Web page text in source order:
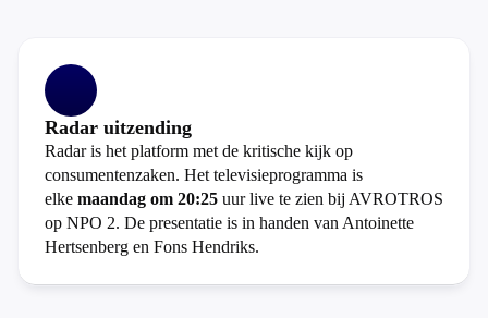
Radar uitzending
Radar is het platform met de kritische kijk op
consumentenzaken. Het televisieprogramma is
elke maandag om 20:25 uur live te zien bij AVROTROS
op NPO 2. De presentatie is in handen van Antoinette
Hertsenberg en Fons Hendriks.